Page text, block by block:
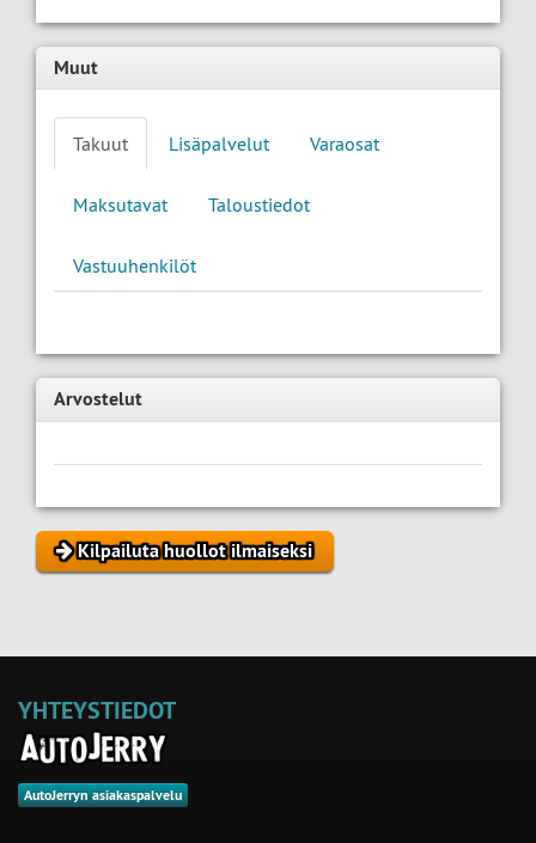
Muut
Takuut Lisäpalvelut Varaosat
Maksutavat Taloustiedot
Vastuuhenkilöt
Arvostelut
Kilpailuta huollot ilmaiseksi
YHTEYSTIEDOT
AutoJerryn asiakaspalvelu